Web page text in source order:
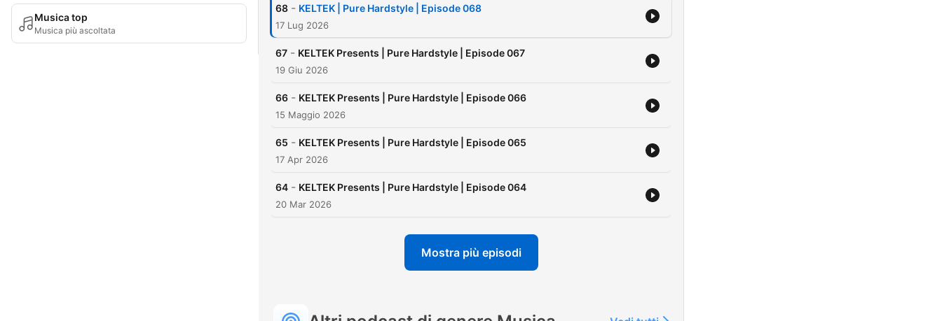
Musica top
Musica più ascoltata
68 - KELTEK | Pure Hardstyle | Episode 068
17 Lug 2026
67 - KELTEK Presents | Pure Hardstyle | Episode 067
19 Giu 2026
66 - KELTEK Presents | Pure Hardstyle | Episode 066
15 Maggio 2026
65 - KELTEK Presents | Pure Hardstyle | Episode 065
17 Apr 2026
64 - KELTEK Presents | Pure Hardstyle | Episode 064
20 Mar 2026
Mostra più episodi